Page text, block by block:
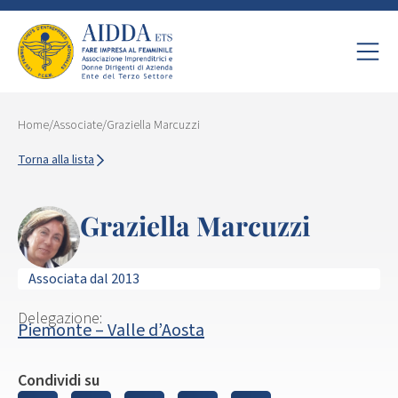
Home/Associate/Graziella Marcuzzi
Torna alla lista
Graziella Marcuzzi
Associata dal 2013
Delegazione:
Piemonte – Valle d’Aosta
Condividi su